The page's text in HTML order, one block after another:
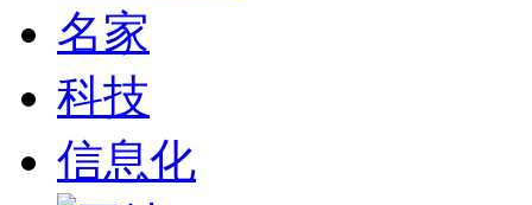
名家
科技
信息化